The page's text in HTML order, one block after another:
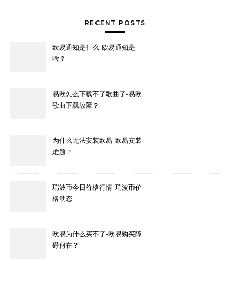
RECENT POSTS
欧易通知是什么-欧易通知是
啥？
易欧怎么下载不了歌曲了-易欧
歌曲下载故障？
为什么无法安装欧易-欧易安装
难题？
瑞波币今日价格行情-瑞波币价
格动态
欧易为什么买不了-欧易购买障
碍何在？